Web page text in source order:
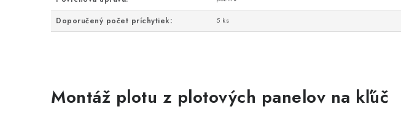
Doporučený počet príchytiek: 5 ks
Montáž plotu z plotových panelov na kľúč